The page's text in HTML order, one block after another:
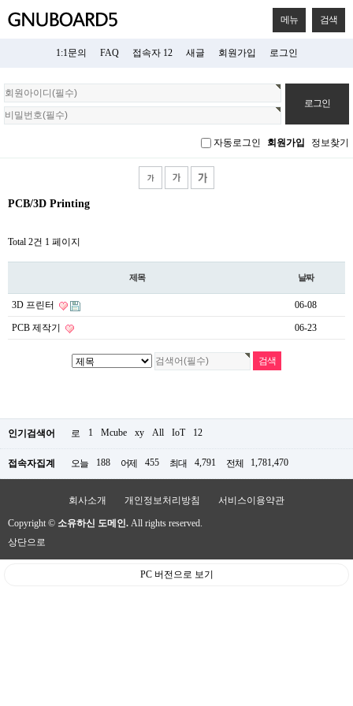
메뉴 검색
1:1문의 FAQ 접속자 12 새글 회원가입 로그인
회
원
로
자동로그인 회원가입 정보찾기
PCB/3D Printing
Total 2건 1 페이지
제목 날짜
3D 프린터 06-08
PCB 제작기 06-23
인기검색어 로 1 Mcube xy All IoT 12
접속자집계 오늘 188 어제 455 최대 4,791 전체 1,781,470
회사소개 개인정보처리방침 서비스이용약관
Copyright © 소유하신 도메인. All rights reserved.
상단으로
PC 버전으로 보기